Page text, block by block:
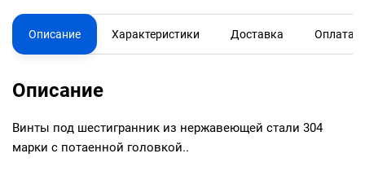
Описание Характеристики Доставка Оплата
Описание
Винты под шестигранник из нержавеющей стали 304
марки с потаенной головкой..